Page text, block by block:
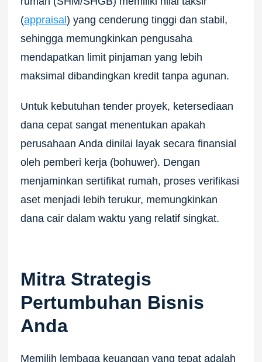
(appraisal) yang cenderung tinggi dan stabil,
sehingga memungkinkan pengusaha
mendapatkan limit pinjaman yang lebih
maksimal dibandingkan kredit tanpa agunan.
Untuk kebutuhan tender proyek, ketersediaan
dana cepat sangat menentukan apakah
perusahaan Anda dinilai layak secara finansial
oleh pemberi kerja (bohuwer). Dengan
menjaminkan sertifikat rumah, proses verifikasi
aset menjadi lebih terukur, memungkinkan
dana cair dalam waktu yang relatif singkat.
Mitra Strategis
Pertumbuhan Bisnis
Anda
Memilih lembaga keuangan yang tepat adalah